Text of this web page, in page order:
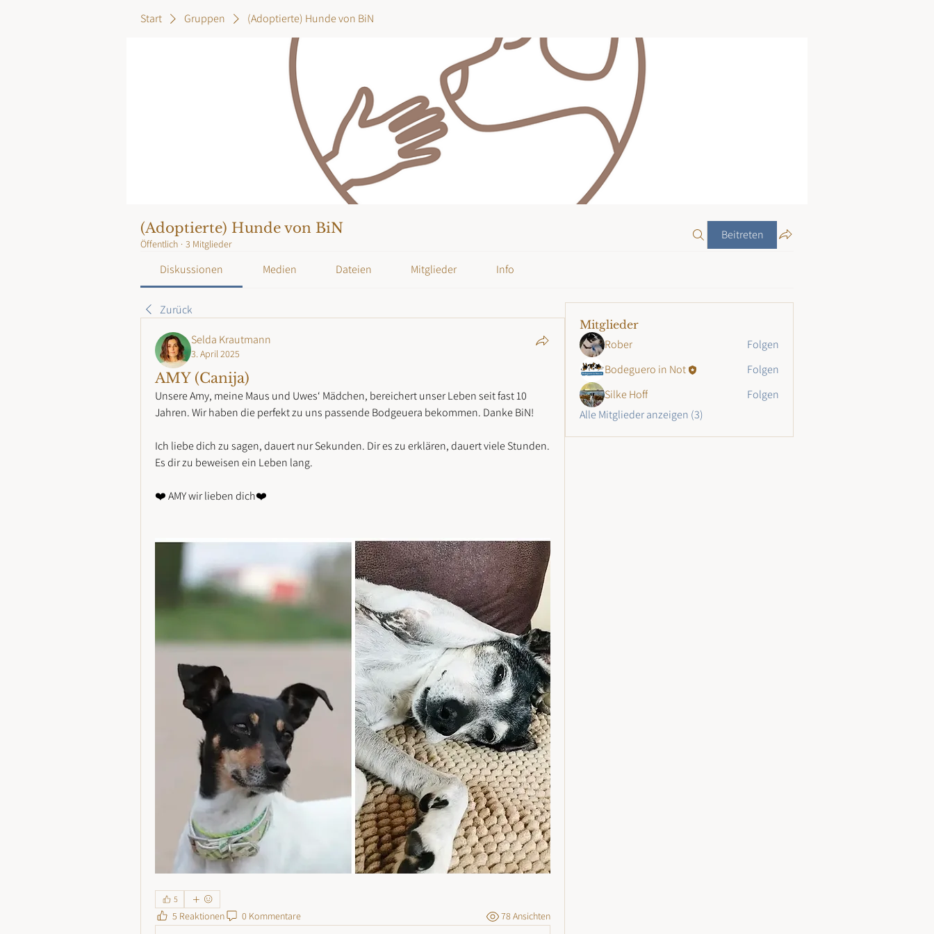
Start Gruppen (Adoptierte) Hunde von BiN
(Adoptierte) Hunde von BiN
Öffentlich · 3 Mitglieder
Beitreten
Diskussionen Medien Dateien Mitglieder Info
Zurück
Selda Krautmann
3. April 2025
AMY (Canija)
Unsere Amy, meine Maus und Uwes‘ Mädchen, bereichert unser Leben seit fast 10
Jahren. Wir haben die perfekt zu uns passende Bodgeuera bekommen. Danke BiN!
Ich liebe dich zu sagen, dauert nur Sekunden. Dir es zu erklären, dauert viele Stunden.
Es dir zu beweisen ein Leben lang.
❤️ AMY wir lieben dich❤️
5
5 Reaktionen 0 Kommentare 78 Ansichten
Mitglieder
Rober
Folgen
Bodeguero in Not
Folgen
Silke Hoff
Folgen
Alle Mitglieder anzeigen (3)